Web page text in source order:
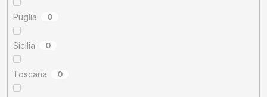
Puglia 0
Sicilia 0
Toscana 0